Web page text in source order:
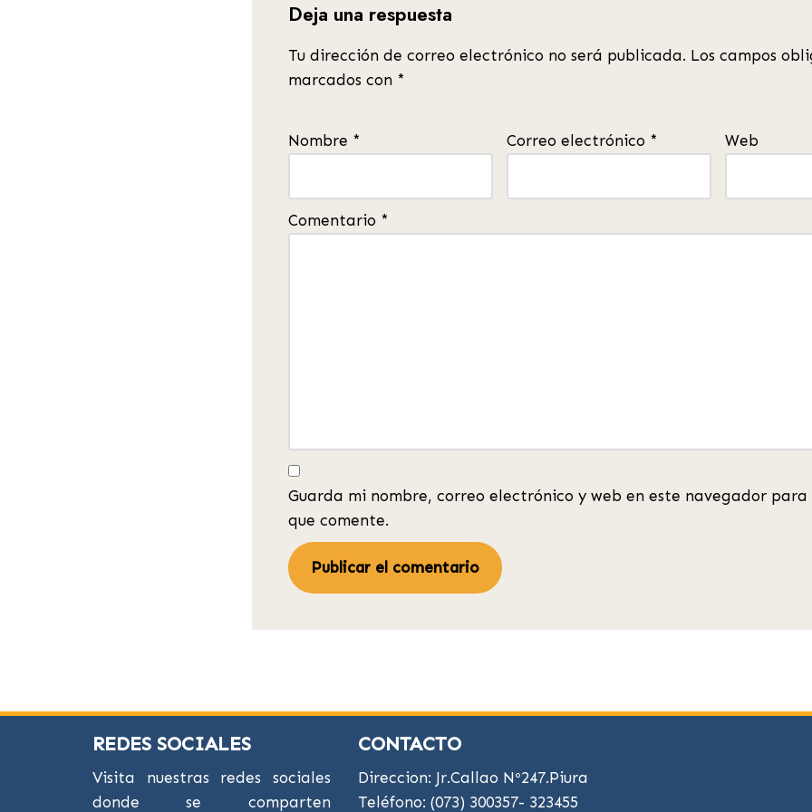
Deja una respuesta
Tu dirección de correo electrónico no será publicada. Los campos
marcados con *
Nombre * Correo electrónico * Web
Comentario *
Guarda mi nombre, correo electrónico y web en este navegador
que comente.
REDES SOCIALES
Visita nuestras redes sociales
donde se comparten
CONTACTO
Direccion: Jr.Callao Nº247.Piura
Teléfono: (073) 300357- 323455